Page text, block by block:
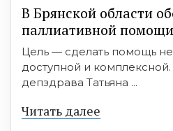
В Брянской области
паллиативной помощи
Цель — сделать помощь
доступной и
депздрава Татьяна ...
Читать далее